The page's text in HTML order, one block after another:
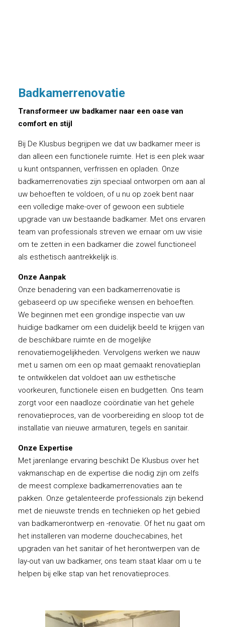
Badkamerrenovatie
Transformeer uw badkamer naar een oase van
comfort en stijl
Bij De Klusbus begrijpen we dat uw badkamer meer is
dan alleen een functionele ruimte. Het is een plek waar
u kunt ontspannen, verfrissen en opladen. Onze
badkamerrenovaties zijn speciaal ontworpen om aan al
uw behoeften te voldoen, of u nu op zoek bent naar
een volledige make-over of gewoon een subtiele
upgrade van uw bestaande badkamer. Met ons ervaren
team van professionals streven we ernaar om uw visie
om te zetten in een badkamer die zowel functioneel
als esthetisch aantrekkelijk is.
Onze Aanpak
Onze benadering van een badkamerrenovatie is
gebaseerd op uw specifieke wensen en behoeften.
We beginnen met een grondige inspectie van uw
huidige badkamer om een duidelijk beeld te krijgen van
de beschikbare ruimte en de mogelijke
renovatiemogelijkheden. Vervolgens werken we nauw
met u samen om een op maat gemaakt renovatieplan
te ontwikkelen dat voldoet aan uw esthetische
voorkeuren, functionele eisen en budgetten. Ons team
zorgt voor een naadloze coördinatie van het gehele
renovatieproces, van de voorbereiding en sloop tot de
installatie van nieuwe armaturen, tegels en sanitair.
Onze Expertise
Met jarenlange ervaring beschikt De Klusbus over het
vakmanschap en de expertise die nodig zijn om zelfs
de meest complexe badkamerrenovaties aan te
pakken. Onze getalenteerde professionals zijn bekend
met de nieuwste trends en technieken op het gebied
van badkamerontwerp en -renovatie. Of het nu gaat om
het installeren van moderne douchecabines, het
upgraden van het sanitair of het herontwerpen van de
lay-out van uw badkamer, ons team staat klaar om u te
helpen bij elke stap van het renovatieproces.